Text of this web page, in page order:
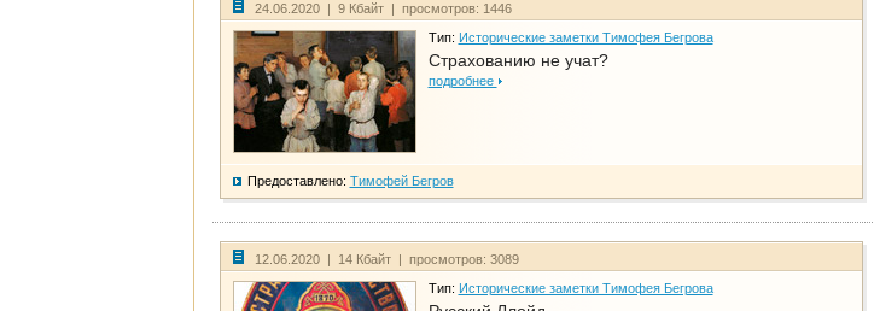
24.06.2020 | 9 Кбайт | просмотров: 1446
Тип: Исторические заметки Тимофея Бегрова
Страхованию не учат?
подробнее
Предоставлено: Тимофей Бегров
12.06.2020 | 14 Кбайт | просмотров: 3089
Тип: Исторические заметки Тимофея Бегрова